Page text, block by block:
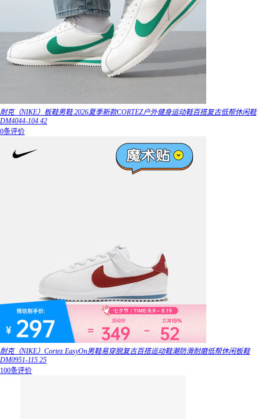
耐克（NIKE）板鞋男鞋 2026夏季新款CORTEZ户外健身运动鞋百搭复古低帮休闲鞋
DM4044-104 42
0条评价
耐克（NIKE）Cortez EasyOn男鞋易穿脱复古百搭运动鞋潮防滑耐磨低帮休闲板鞋
DM0951-115 25
100条评价